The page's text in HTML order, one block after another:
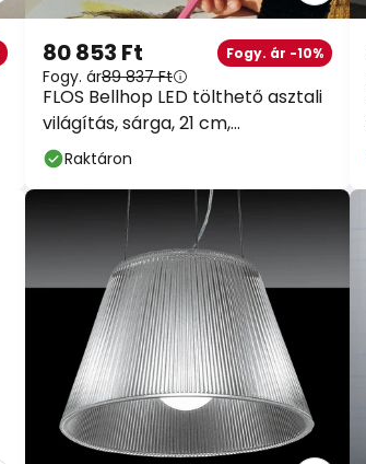
FLOS Bellhop LED tölthető asztali
világítás, sárga, 21 cm,
dimmelhető fényerő,
80 853 Ft Fogy. ár -10%
Fogy. ár89 837 Ft
Raktáron